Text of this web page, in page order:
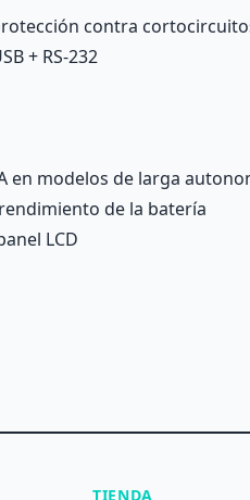
contra
+ RS-232
en modelos de larga
de la batería
LCD
TIENDA